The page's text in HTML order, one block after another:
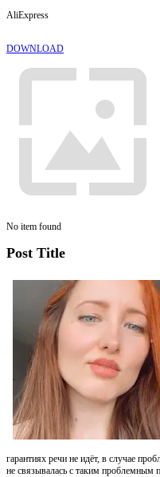
AliExpress
DOWNLOAD
No item found
Post Title
гарантиях речи не идёт, в случае
не связывалась с таким проблемным